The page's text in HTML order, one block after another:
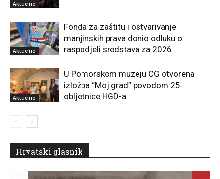
Aktuelno
Aktuelno
Fonda za zaštitu i ostvarivanje
manjinskih prava donio odluku o
raspodjeli sredstava za 2026.
Aktuelno
U Pomorskom muzeju CG otvorena
izložba “Moj grad” povodom 25.
obljetnice HGD-a
Hrvatski glasnik